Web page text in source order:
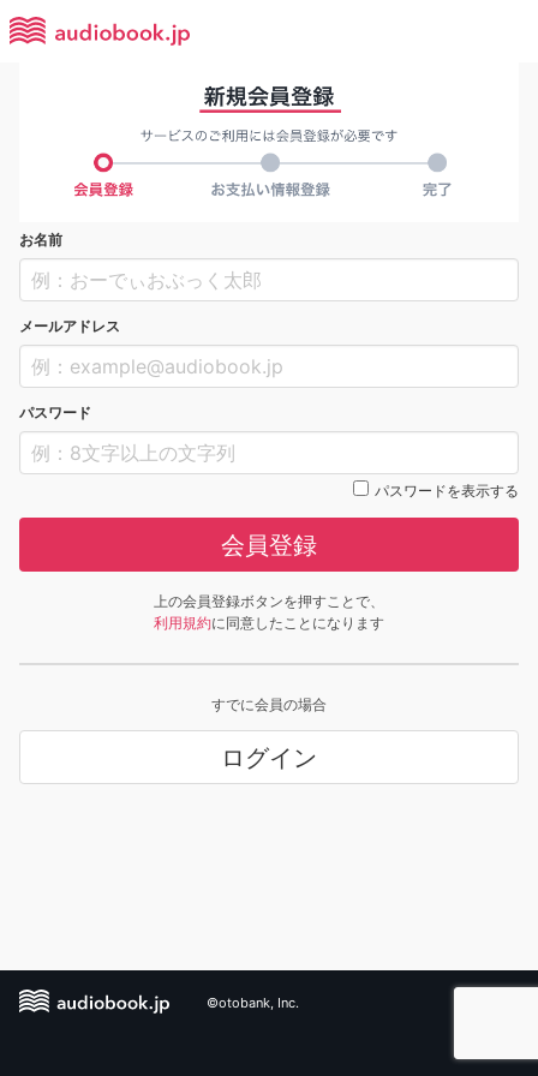
お名前
メールアドレス
パスワード
パスワードを表示する
会員登録
上の会員登録ボタンを押すことで、
利用規約に同意したことになります
すでに会員の場合
ログイン
©otobank, Inc.